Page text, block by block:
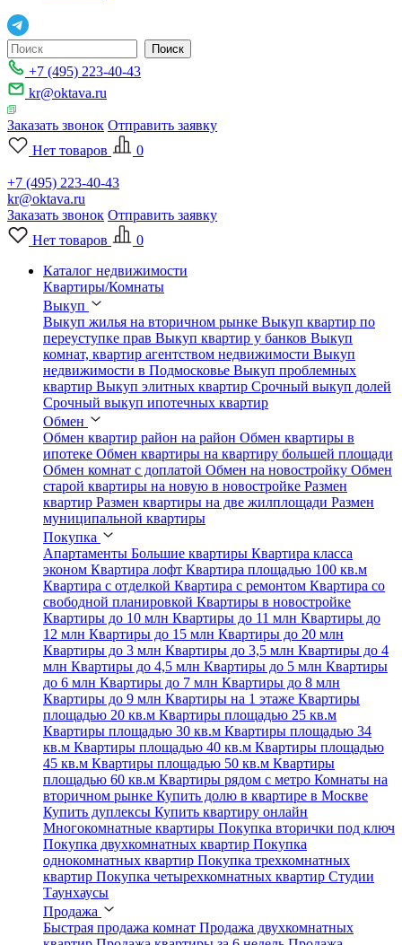
+7 (495) 223-40-43
kr@oktava.ru
Заказать звонок Отправить заявку
Нет товаров
0
+7 (495) 223-40-43
kr@oktava.ru
Заказать звонок Отправить заявку
Нет товаров
0
Каталог недвижимости
Квартиры/Комнаты
Выкуп
Выкуп жилья на вторичном рынке Выкуп квартир по
переуступке прав Выкуп квартир у банков Выкуп
комнат, квартир агентством недвижимости Выкуп
недвижимости в Подмосковье Выкуп проблемных
квартир Выкуп элитных квартир Срочный выкуп долей
Срочный выкуп ипотечных квартир
Обмен
Обмен квартир район на район Обмен квартиры в
ипотеке Обмен квартиры на квартиру большей площади
Обмен комнат с доплатой Обмен на новостройку Обмен
старой квартиры на новую в новостройке Размен
квартир Размен квартиры на две жилплощади Размен
муниципальной квартиры
Покупка
Апартаменты Большие квартиры Квартира класса
эконом Квартира лофт Квартира площадью 100 кв.м
Квартира с отделкой Квартира с ремонтом Квартира со
свободной планировкой Квартиры в новостройке
Квартиры до 10 млн Квартиры до 11 млн Квартиры до
12 млн Квартиры до 15 млн Квартиры до 20 млн
Квартиры до 3 млн Квартиры до 3,5 млн Квартиры до 4
млн Квартиры до 4,5 млн Квартиры до 5 млн Квартиры
до 6 млн Квартиры до 7 млн Квартиры до 8 млн
Квартиры до 9 млн Квартиры на 1 этаже Квартиры
площадью 20 кв.м Квартиры площадью 25 кв.м
Квартиры площадью 30 кв.м Квартиры площадью 34
кв.м Квартиры площадью 40 кв.м Квартиры площадью
45 кв.м Квартиры площадью 50 кв.м Квартиры
площадью 60 кв.м Квартиры рядом с метро Комнаты на
вторичном рынке Купить долю в квартире в Москве
Купить дуплексы Купить квартиру онлайн
Многокомнатные квартиры Покупка вторички под ключ
Покупка двухкомнатных квартир Покупка
однокомнатных квартир Покупка трехкомнатных
квартир Покупка четырехкомнатных квартир Студии
Таунхаусы
Продажа
Быстрая продажа комнат Продажа двухкомнатных